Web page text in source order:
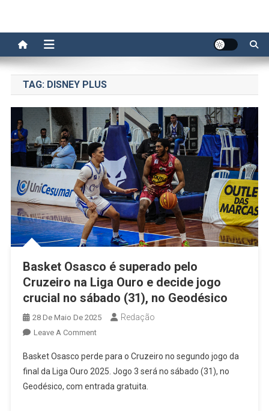
TAG: DISNEY PLUS
Basket Osasco é superado pelo
Cruzeiro na Liga Ouro e decide jogo
crucial no sábado (31), no Geodésico
28 De Maio De 2025 Redação
Leave A CommentOn
Osasco
É
Superado
Basket Osasco perde para o Cruzeiro no segundo jogo da
final da Liga Ouro 2025. Jogo 3 será no sábado (31), no
Geodésico, com entrada gratuita.